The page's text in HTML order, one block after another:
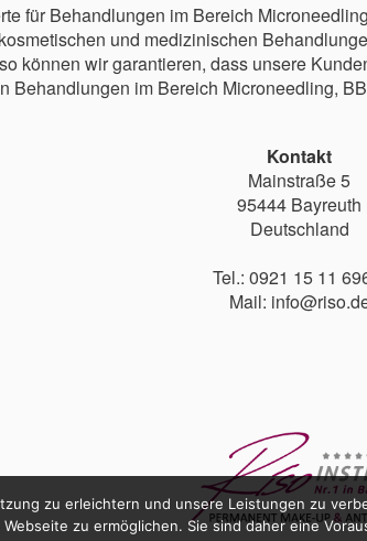
für Behandlungen im Bereich
und medizinischen
können wir garantieren, dass unsere
Behandlungen im Bereich Microneedling,
Kontakt
Mainstraße 5
95444 Bayreuth
Deutschland
Tel.: 0921 15 11
Mail:
zu erleichtern und unsere Leistungen zu
zu ermöglichen. Sie sind daher eine